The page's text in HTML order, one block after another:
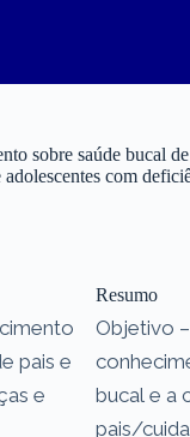
sobre saúde bucal
com
pais e
e
Resumo
Objetivo
bucal e a
pais/